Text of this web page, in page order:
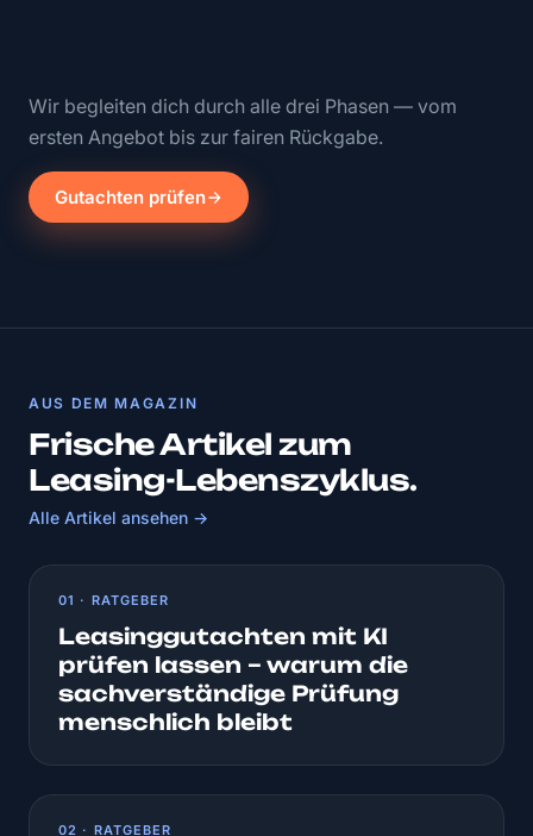
Wir begleiten dich durch alle drei Phasen — vom
ersten Angebot bis zur fairen Rückgabe.
Gutachten prüfen
AUS DEM MAGAZIN
Frische Artikel zum
Leasing-Lebenszyklus.
Alle Artikel ansehen →
01 · RATGEBER
Leasinggutachten mit KI
prüfen lassen – warum die
sachverständige Prüfung
menschlich bleibt
02 · RATGEBER